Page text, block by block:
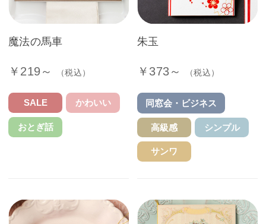
魔法の馬車
￥219～ （税込）
SALE かわいい
おとぎ話
朱玉
￥373～ （税込）
同窓会・ビジネス
高級感 シンプル
サンワ